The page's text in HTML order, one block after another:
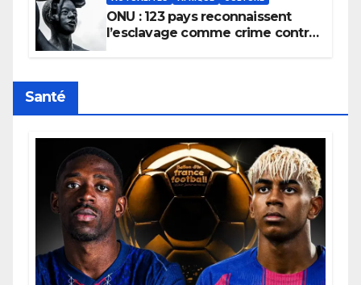
ONU : 123 pays reconnaissent
l’esclavage comme crime contre
Santé